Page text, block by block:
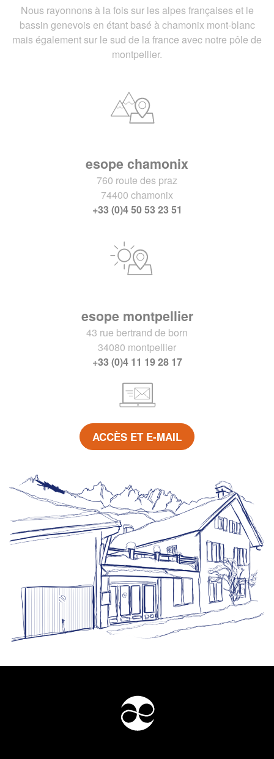
Nous rayonnons à la fois sur les alpes françaises et le
bassin genevois en étant basé à chamonix mont-blanc
mais également sur le sud de la france avec notre pôle de
montpellier.
esope chamonix
760 route des praz
74400 chamonix
+33 (0)4 50 53 23 51
esope montpellier
43 rue bertrand de born
34080 montpellier
+33 (0)4 11 19 28 17
ACCÈS ET E-MAIL